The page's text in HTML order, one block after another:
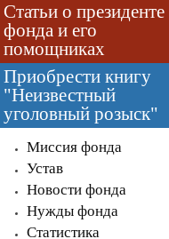
Статьи о президенте
фонда и его
помощниках
Приобрести книгу
"Неизвестный
уголовный розыск"
Миссия фонда
Устав
Новости фонда
Нужды фонда
Статистика